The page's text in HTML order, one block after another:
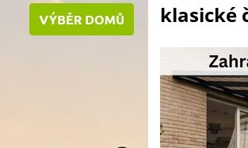
klasické